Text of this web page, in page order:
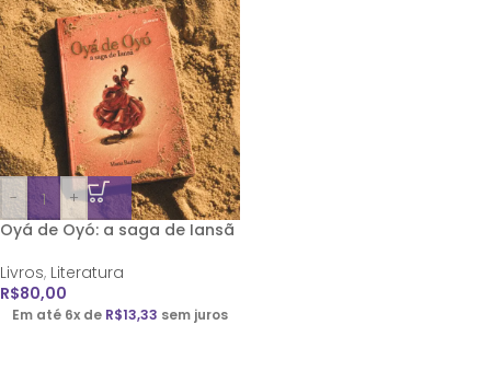
-
+
Oyá de Oyó: a saga de Iansã
Livros, Literatura
R$80,00
Em até 6x de R$13,33 sem juros